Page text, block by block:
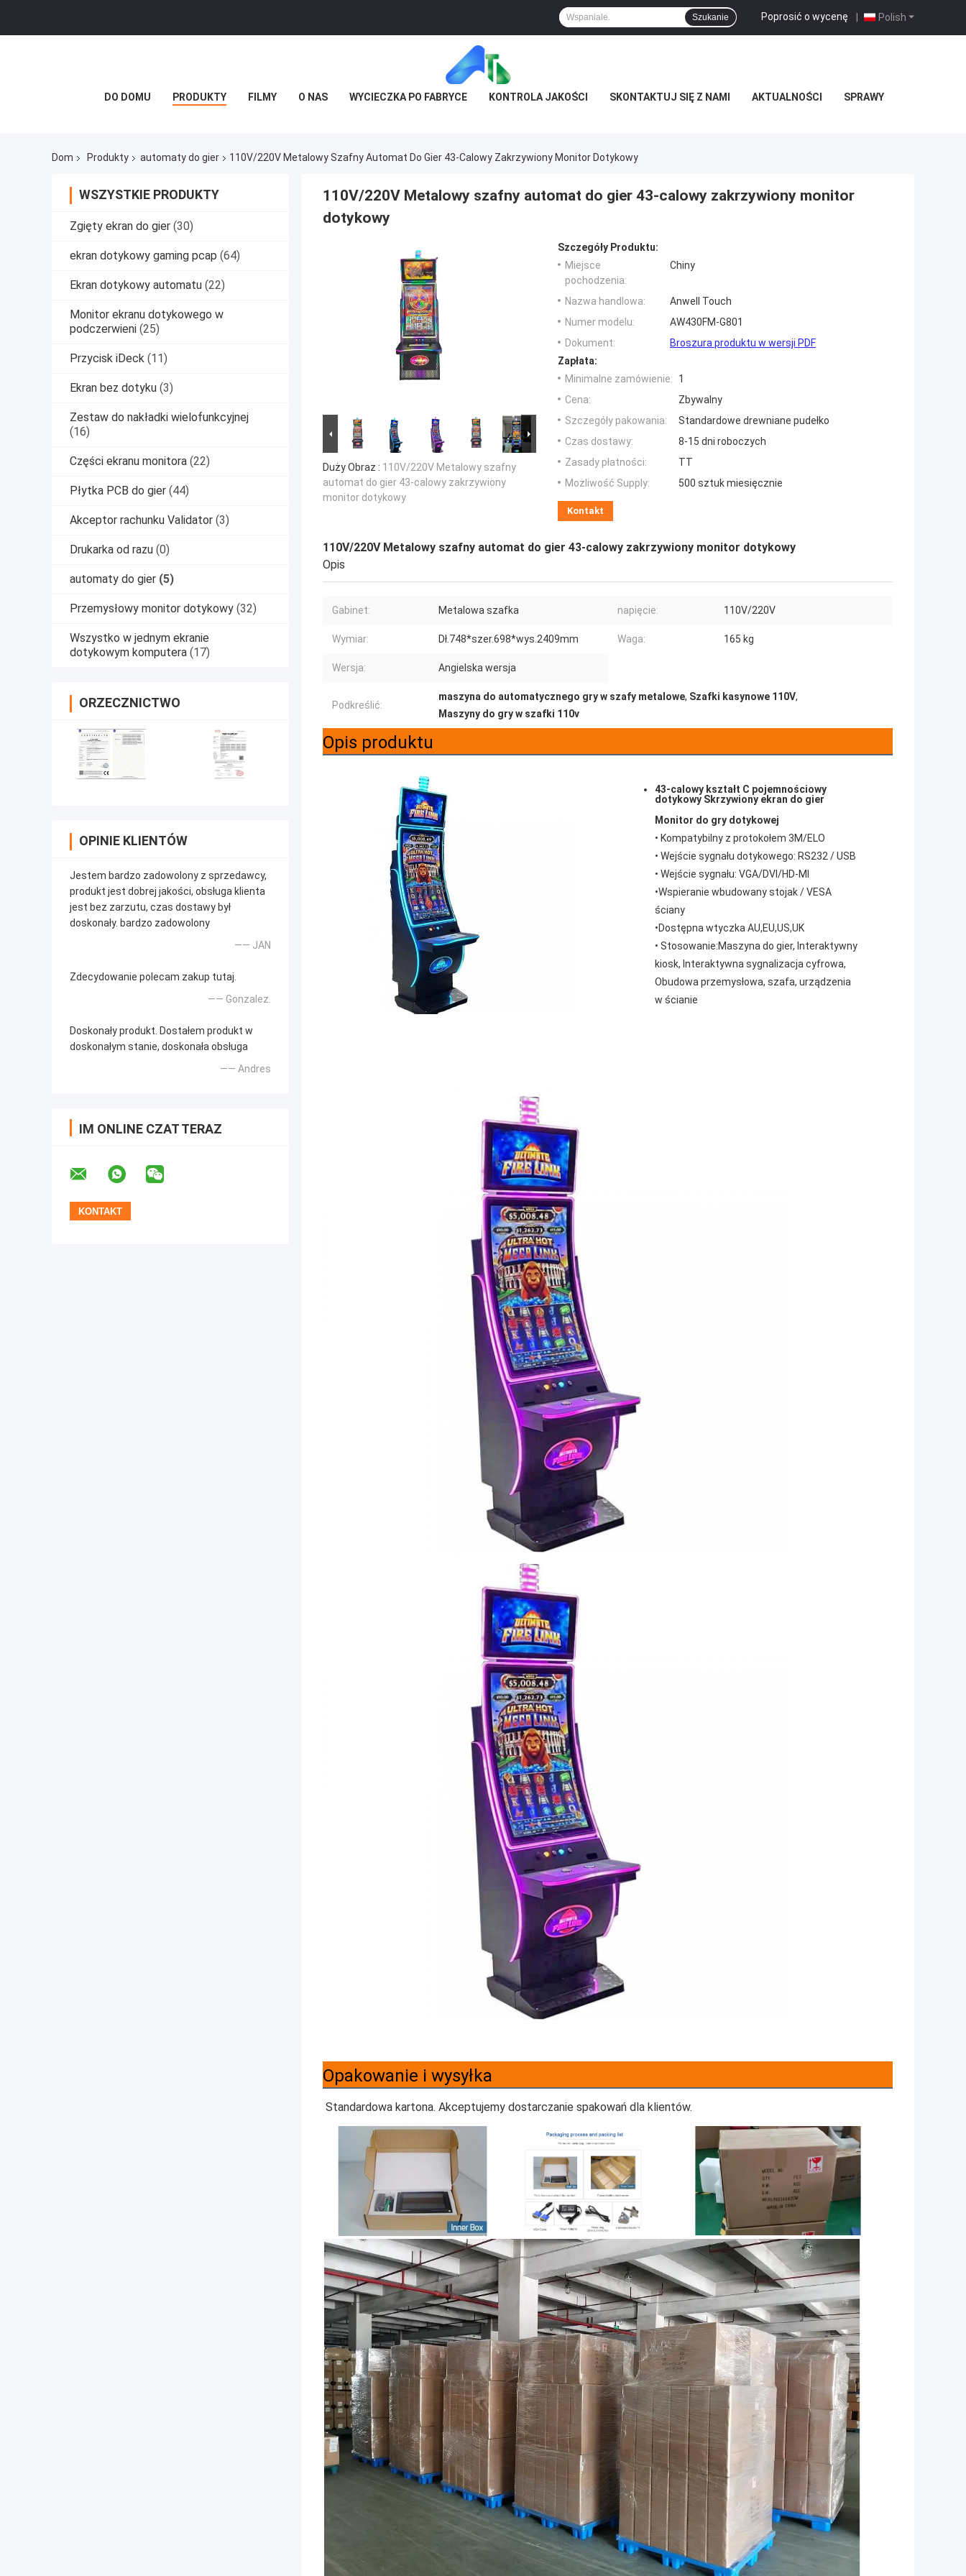
Polish
Poprosić o wycenę |
Szukanie
DO DOMU PRODUKTY FILMY O NAS WYCIECZKA PO FABRYCE KONTROLA JAKOŚCI SKONTAKTUJ SIĘ Z NAMI AKTUALNOŚCI SPRAWY
Dom Produkty automaty do gier 110V/220V Metalowy Szafny Automat Do Gier 43-Calowy Zakrzywiony Monitor Dotykowy
WSZYSTKIE PRODUKTY
Zgięty ekran do gier (30)
ekran dotykowy gaming pcap (64)
Ekran dotykowy automatu (22)
Monitor ekranu dotykowego w
podczerwieni (25)
Przycisk iDeck (11)
Ekran bez dotyku (3)
Zestaw do nakładki wielofunkcyjnej
(16)
Części ekranu monitora (22)
Płytka PCB do gier (44)
Akceptor rachunku Validator (3)
Drukarka od razu (0)
automaty do gier (5)
Przemysłowy monitor dotykowy (32)
Wszystko w jednym ekranie
dotykowym komputera (17)
ORZECZNICTWO
OPINIE KLIENTÓW
Jestem bardzo zadowolony z sprzedawcy,
produkt jest dobrej jakości, obsługa klienta
jest bez zarzutu, czas dostawy był
doskonały. bardzo zadowolony
—— JAN
Zdecydowanie polecam zakup tutaj.
—— Gonzalez.
Doskonały produkt. Dostałem produkt w
doskonałym stanie, doskonała obsługa
—— Andres
IM ONLINE CZAT TERAZ
110V/220V Metalowy szafny automat do gier 43-calowy zakrzywiony monitor
dotykowy
Duży Obraz : 110V/220V Metalowy szafny
automat do gier 43-calowy zakrzywiony
monitor dotykowy
Szczegóły Produktu:
Miejsce
pochodzenia:
Chiny
Nazwa handlowa:
Anwell Touch
Numer modelu:
AW430FM-G801
Dokument:
Broszura produktu w wersji PDF
Zapłata:
Minimalne zamówienie:
1
Cena:
Zbywalny
Szczegóły pakowania:
Standardowe drewniane pudełko
Czas dostawy:
8-15 dni roboczych
Zasady płatności:
TT
Możliwość Supply:
500 sztuk miesięcznie
Kontakt
110V/220V Metalowy szafny automat do gier 43-calowy zakrzywiony monitor dotykowy
Opis
Gabinet: Metalowa szafka napięcie: 110V/220V
Wymiar: Dł.748*szer.698*wys.2409mm Waga: 165 kg
Wersja: Angielska wersja
Podkreślić:
maszyna do automatycznego gry w szafy metalowe, Szafki kasynowe 110V,
Maszyny do gry w szafki 110v
Opis produktu
43-calowy kształt C pojemnościowy
dotykowy Skrzywiony ekran do gier
Monitor do gry dotykowej
• Kompatybilny z protokołem 3M/ELO
• Wejście sygnału dotykowego: RS232 / USB
• Wejście sygnału: VGA/DVI/HD-MI
•Wspieranie wbudowany stojak / VESA
ściany
•Dostępna wtyczka AU,EU,US,UK
• Stosowanie:Maszyna do gier, Interaktywny
kiosk, Interaktywna sygnalizacja cyfrowa,
Obudowa przemysłowa, szafa, urządzenia
w ścianie
Opakowanie i wysyłka
Standardowa kartona. Akceptujemy dostarczanie spakowań dla klientów.